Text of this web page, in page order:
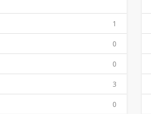
1
0
0
3
0